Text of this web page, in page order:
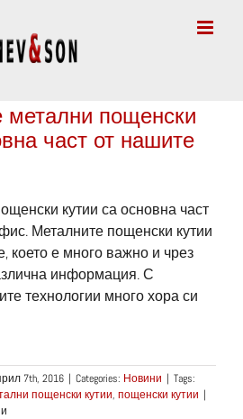
метални пощенски
част от нашите
кутии са основна част
Металните пощенски кутии
което е много важно и чрез
информация. С
технологии много хора си
7th, 2016 | Categories: Новини | Tags:
пощенски кутии, пощенски кутии |